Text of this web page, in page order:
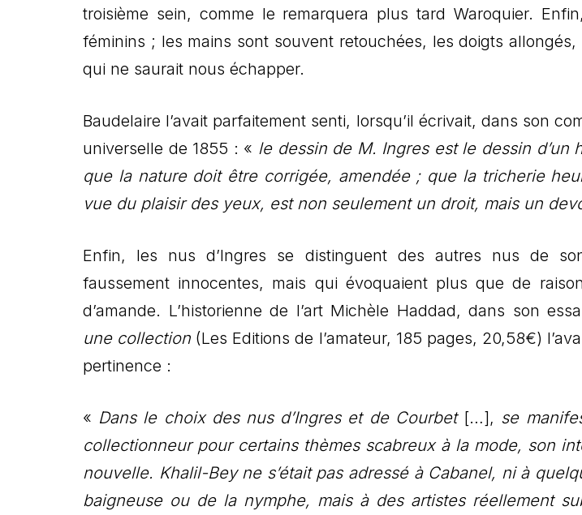
troisième sein, comme le remarquera plus tard Waroquier.
féminins ; les mains sont souvent retouchées, les doigts
qui ne saurait nous échapper.
Baudelaire l’avait parfaitement senti, lorsqu’il écrivait, dans son
universelle de 1855 : « le dessin de M. Ingres est le dessin d’un
que la nature doit être corrigée, amendée ; que la tricherie
vue du plaisir des yeux, est non seulement un droit, mais un
Enfin, les nus d’Ingres se distinguent des autres nus de
faussement innocentes, mais qui évoquaient plus que de
d’amande. L’historienne de l’art Michèle Haddad, dans son
une collection (Les Editions de l’amateur, 185 pages, 20,58€)
pertinence :
« Dans le choix des nus d’Ingres et de Courbet[…], se
collectionneur pour certains thèmes scabreux à la mode, son
nouvelle. Khalil-Bey ne s’était pas adressé à Cabanel, ni à
baigneuse ou de la nymphe, mais à des artistes réellement